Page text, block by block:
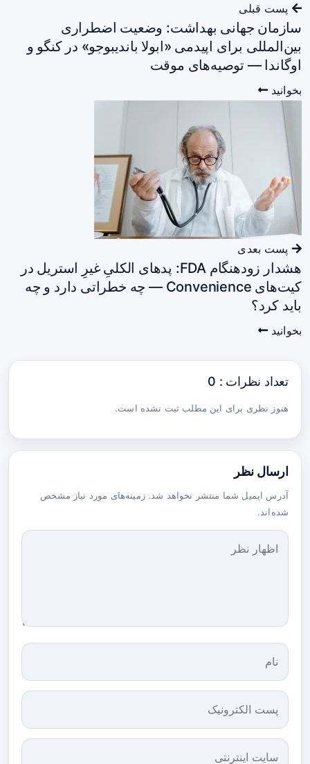
پست قبلی
سازمان جهانی بهداشت: وضعیت اضطراری
بین‌المللی برای اپیدمی «ابولا باندیبوجو» در کنگو و
اوگاندا — توصیه‌های موقت
بخوانید
پست بعدی
هشدار زودهنگام FDA: پدهای الکلیِ غیرِ استریل در
کیت‌های Convenience — چه خطراتی دارد و چه
باید کرد؟
بخوانید
تعداد نظرات : 0
هنوز نظری برای این مطلب ثبت نشده است.
ارسال نظر
آدرس ایمیل شما منتشر نخواهد شد. زمینه‌های مورد نیاز مشخص
شده‌اند.